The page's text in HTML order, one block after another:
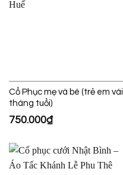
Cổ Phục mẹ và bé (trẻ em vài
tháng tuổi)
750.000₫